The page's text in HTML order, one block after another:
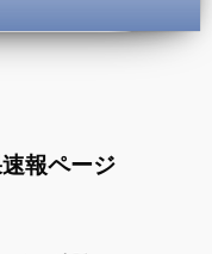
報ページ